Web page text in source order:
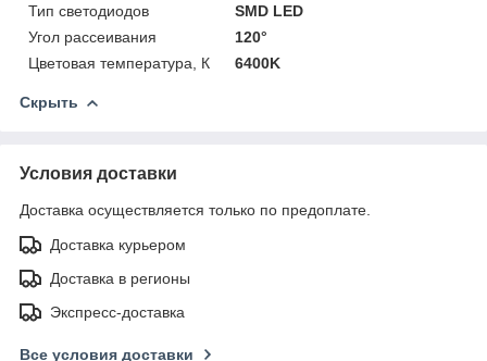
Тип светодиодов
SMD LED
Угол рассеивания
120°
Цветовая температура, К
6400K
Скрыть
Условия доставки
Доставка осуществляется только по предоплате.
Доставка курьером
Доставка в регионы
Экспресс-доставка
Все условия доставки